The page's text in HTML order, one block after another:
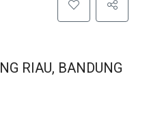
RIAU, BANDUNG